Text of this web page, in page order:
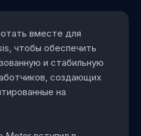
вместе для
чтобы обеспечить
и стабильную
создающих
на